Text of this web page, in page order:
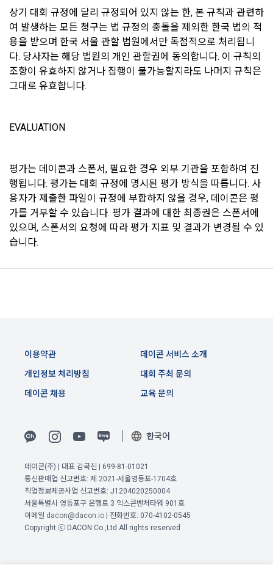
5. "회사"는 유료 결제와 관련한 결제 사항 정보를 관련 법이 규
정한 기간 동안 보존한다. 보존기간은 “전자상거래 등에서의 소
비자보호에 관한 법률”에 따른 보유정보 및 보유기간인 아래와
같이 따른다.
가. 계약 또는 청약철회 등에 관한 기록 : 5년
나. 대금결제 및 재화 및 서비스 등의 공급에 관한 기록 : 5년
1. "회원"은 관계법령과 본 약관의 규정 및 기타 "회사"가 통지하
는 사항을 준수하여야 하며, 기타 "회사"의 업무에 방해되는 행
위를 해서는 안된다. 이를 위반하는 경우 “회원”은 서비스 이용
권한을 박탈당할 수 있다.
2. “회원”은 회원 가입을 함에 있어서 정확하고 완전한 개인정보
를 제공·등록해야 하고, 이를 최신으로 유지해야 한다.
3. “회원”은 타인의 명의를 도용하여 사용자 아이디를 생성해서
지 않고 “회원”의 아이디와 비밀번호의 보안을 보호해야한다. 자
신의 아이디와 관련된 모든 활동에 대한 법적 사회적 책임은 “회
드를 무단으로 도용하는 등의 지식재산권 관련 분쟁이 발생한
경우, “회원”은 이에 대해 전적으로 책임을 지는 동시에 그 범위
7. "회원"은 서비스를 이용하여 얻은 정보를 "회사"의 사전동의
없이 복사, 복제, 번역, 출판, 방송 등의 방법으로 사용하거나 이
를 타인에게 제공할 수 없다.
8. "회원"은 본 서비스를 건전한 대회 참여, 학습의 목적, “기업회
원”의 채용 의뢰에 대한 지원 이외의 목적으로 사용해서는 안 되
확인
이용자의 개인정보는 비밀번호에 의해 보호되며, 파일 및 각종
데이터는 암호화하거나 파일 잠금 기능을 통해 별도의 보안기능
을 통해 보호하고 있습니다.
2) 해킹 등에 대비한 대책
고 있으며, 개인PC나 외부 침입이 우려되는 오프라인 공간에 저
3) 개인정보 처리 직원의 교육
개인정보관련 처리 직원은 최소한의 인원으로 구성되며, 새로운
보안기술 습득 및 개인정보보호 의무에 관해 정기적인 교육을
실시하며 내부 감사 절차를 통해 보안이 유지되도록 시행하고
있습니다.
적인 인터넷의 위험성 때문에 일어나는 일들에 대해 책임을 지
지 않습니다.
10. 링크
우 타 사이트의 페이지와 연결되어 있으며 이는 광고주와의 계
약관계에 의하거나 제공받은 컨텐츠의 출처를 밝히기 위한 조치
페이지로 옮겨갈 경우 해당 사이트의 개인정보취급방침은 “사
이트”와 무관하므로 새로 방문한 사이트의 정책을 검토해 보시
기 바랍니다.
11. 아동의 개인정보 보호
확인
확인
상기 대회 규정에 달리 규정되어 있지 않는 한, 본 규칙과 관련하
여 발생하는 모든 청구는 법 규정의 충돌을 제외한 한국 법의 적
용을 받으며 한국 서울 관할 법원에서만 독점적으로 처리됩니
다. 당사자는 해당 법원의 개인 관할권에 동의합니다. 이 규칙의
조항이 유효하지 않거나 집행이 불가능할지라도 나머지 규칙은
그대로 유효합니다.
EVALUATION
평가는 데이콘과 스폰서, 필요한 경우 외부 기관을 포함하여 진
행됩니다. 평가는 대회 규정에 명시된 평가 방식을 따릅니다. 사
용자가 제출한 파일이 규정에 부합하지 않을 경우, 데이콘은 평
가를 거부할 수 있습니다. 평가 결과에 대한 최종권은 스폰서에
있으며, 스폰서의 요청에 따라 평가 지표 및 결과가 변경될 수 있
습니다.
이용약관
개인정보 처리방침
대회 주최 문의
교육 문의
데이콘 서비스 소개
데이콘 채용
한국어
데이콘(주) | 대표 김국진 | 699-81-01021
통신판매업 신고번호: 제 2021-서울영등포-1704호
직업정보제공사업 신고번호: J1204020250004
서울특별시 영등포구 은행로 3 익스콘벤처타워 901호
이메일 dacon@dacon.io | 전화번호: 070-4102-0545
Copyright ⓒ DACON Co.,Ltd All rights reserved